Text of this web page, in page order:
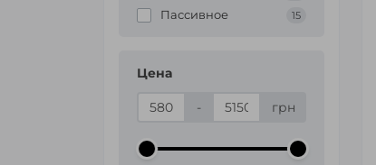
Пассивное 15
Цена
- грн